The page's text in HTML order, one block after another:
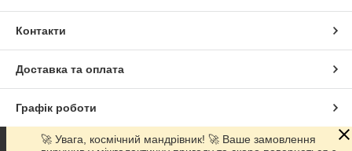
Контакти
Доставка та оплата
Графік роботи
Повна версія сайту
🚀 Увага, космічний мандрівник! 🚀 Ваше замовлення